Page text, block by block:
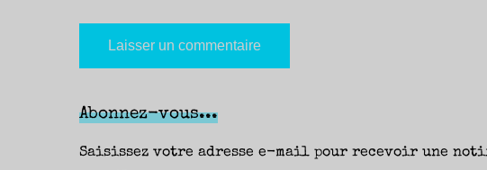
Abonnez-vous...
Saisissez votre adresse e-mail pour recevoir une